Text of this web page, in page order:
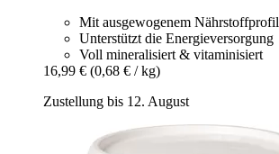
Mit ausgewogenem Nährstoffprofil
Unterstützt die Energieversorgung
Voll mineralisiert & vitaminisiert
16,99 € (0,68 € / kg)
Zustellung bis 12. August